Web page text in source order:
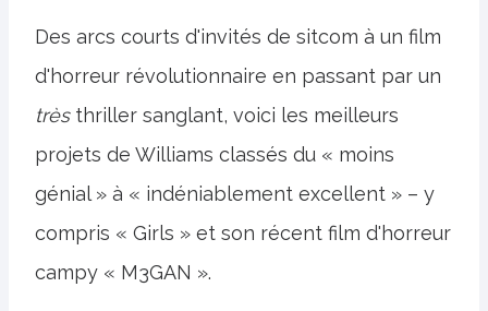
Des arcs courts d'invités de sitcom à un film
d'horreur révolutionnaire en passant par un
trèsthriller sanglant, voici les meilleurs
projets de Williams classés du « moins
génial » à « indéniablement excellent » – y
compris « Girls » et son récent film d'horreur
campy « M3GAN ».